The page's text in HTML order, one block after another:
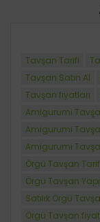
Tavşan Tarifi
Tavşan Satın Al
Tavşan fiyatları
Amigurumi
Amigurumi
Amigurumi
Örgü Tavşan
Örgü Tavşan
Satılık Örgü
Örgü Tavşan